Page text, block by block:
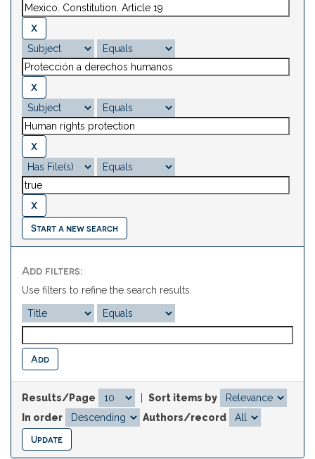
Start a new search
Add filters:
Use filters to refine the search results.
Results/Page
Sort items by
In order
Authors/record